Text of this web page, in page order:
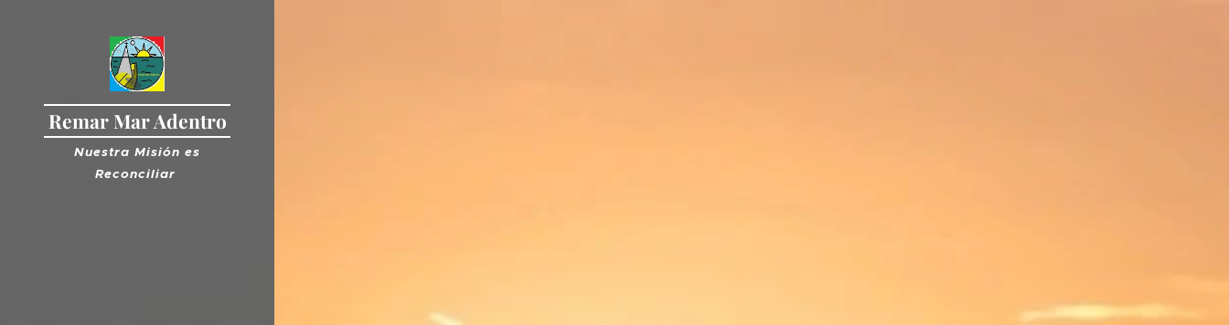
Remar Mar Adentro
Nuestra Misión es
Reconciliar